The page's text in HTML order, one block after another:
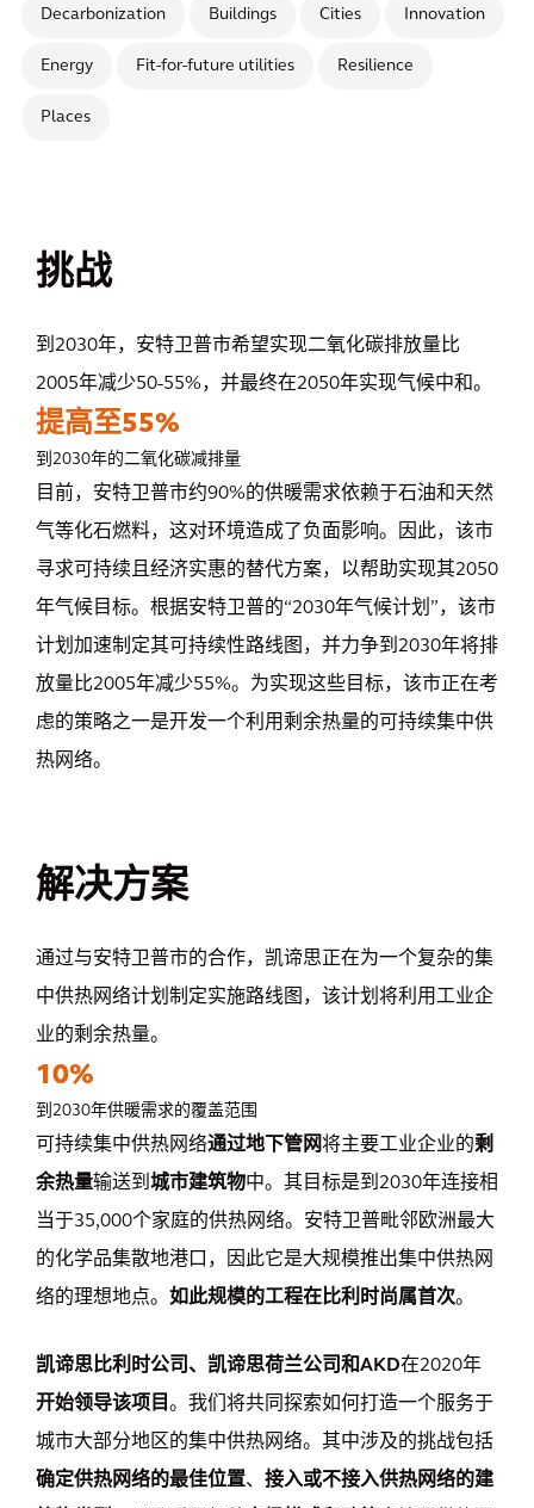
Decarbonization Buildings Cities Innovation
Energy Fit-for-future utilities Resilience
Places
挑战
到2030年，安特卫普市希望实现二氧化碳排放量比
2005年减少50-55%，并最终在2050年实现气候中和。
提高至55%
到2030年的二氧化碳减排量
目前，安特卫普市约90%的供暖需求依赖于石油和天然
气等化石燃料，这对环境造成了负面影响。因此，该市
寻求可持续且经济实惠的替代方案，以帮助实现其2050
年气候目标。根据安特卫普的“2030年气候计划”，该市
计划加速制定其可持续性路线图，并力争到2030年将排
放量比2005年减少55%。为实现这些目标，该市正在考
虑的策略之一是开发一个利用剩余热量的可持续集中供
热网络。
解决方案
通过与安特卫普市的合作，凯谛思正在为一个复杂的集
中供热网络计划制定实施路线图，该计划将利用工业企
业的剩余热量。
10%
到2030年供暖需求的覆盖范围
可持续集中供热网络通过地下管网将主要工业企业的剩
余热量输送到 城市建筑物中。其目标是到2030年连接相
当于35,000个家庭的供热网络。安特卫普毗邻欧洲最大
的化学品集散地港口，因此它是大规模推出集中供热网
络的理想地点。 如此规模的工程在比利时尚属首次。
凯谛思比利时公司、凯谛思荷兰公司和AKD在2020年
开始领导该项目。我们将共同探索如何打造一个服务于
城市大部分地区的集中供热网络。其中涉及的挑战包括
确定供热网络的最佳位置、 接入或不接入供热网络的建